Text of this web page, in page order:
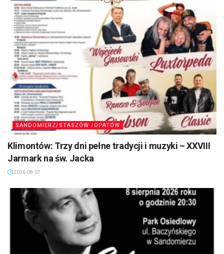
SANDOMIERZ/STASZÓW /OPATÓW
Klimontów: Trzy dni pełne tradycji i muzyki – XXVIII
Jarmark na św. Jacka
2026-08-07